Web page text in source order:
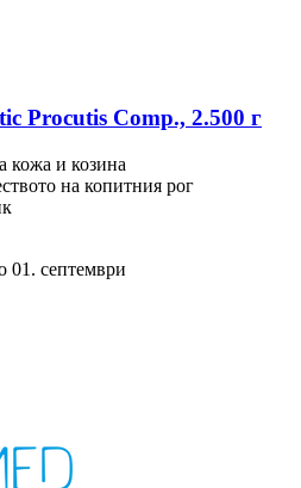
Procutis Comp., 2.500 г
кожа и козина
на копитния рог
01. септември